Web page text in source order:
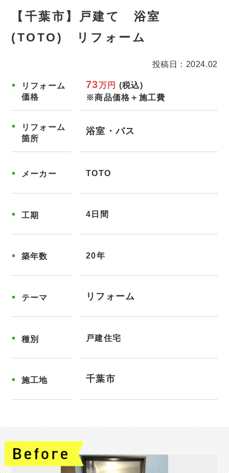
【千葉市】戸建て 浴室
(TOTO) リフォーム
投稿日：2024.02
リフォーム
価格
73万円 (税込)
※商品価格＋施工費
リフォーム
箇所
浴室・バス
メーカー TOTO
工期 4日間
築年数 20年
テーマ リフォーム
種別 戸建住宅
施工地 千葉市